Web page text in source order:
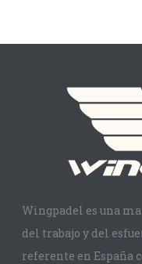
Wingpadel es una
del trabajo y del
referente en España